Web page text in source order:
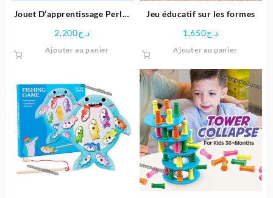
Jouet D’apprentissage Perles
د.ج2,200
Ajouter au panier
Jeu éducatif sur les formes
د.ج1,650
Ajouter au panier